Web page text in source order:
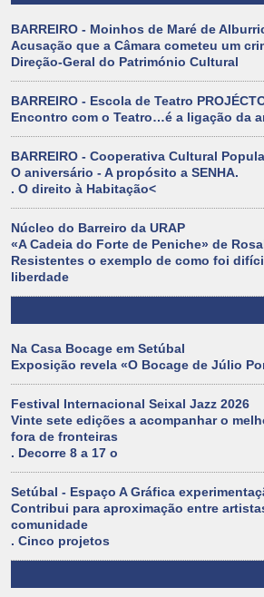
BARREIRO - Moinhos de Maré de
Acusação que a Câmara cometeu um
Direção-Geral do Património Cultural
BARREIRO - Escola de Teatro
Encontro com o Teatro…é a ligação da
BARREIRO - Cooperativa Cultural
O aniversário - A propósito a SENHA.
. O direito à Habitação<
Núcleo do Barreiro da URAP
«A Cadeia do Forte de Peniche» de
Resistentes o exemplo de como foi
liberdade
Na Casa Bocage em Setúbal
Exposição revela «O Bocage de Júlio
Festival Internacional Seixal Jazz 2026
Vinte sete edições a acompanhar o
fora de fronteiras
. Decorre 8 a 17 o
Setúbal - Espaço A Gráfica
Contribui para aproximação entre
comunidade
. Cinco projetos